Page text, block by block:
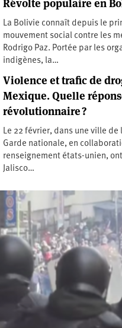
Révolte populaire en
La Bolivie connaît depuis le
mouvement social contre les
Rodrigo Paz. Portée par les
indigènes, la…
Violence et trafic de
Mexique. Quelle
révolutionnaire ?
Le 22 février, dans une ville de
Garde nationale, en
renseignement états-unien,
Jalisco…